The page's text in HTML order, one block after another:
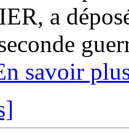
a
savoir